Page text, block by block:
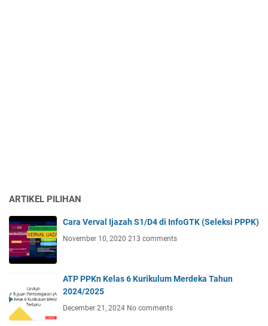
ARTIKEL PILIHAN
Cara Verval Ijazah S1/D4 di InfoGTK (Seleksi PPPK)
November 10, 2020 213 comments
ATP PPKn Kelas 6 Kurikulum Merdeka Tahun
2024/2025
December 21, 2024 No comments